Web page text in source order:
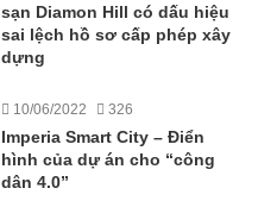
sạn Diamon Hill có dấu hiệu
sai lệch hồ sơ cấp phép xây
dựng
10/06/2022 326
Imperia Smart City – Điển
hình của dự án cho “công
dân 4.0”